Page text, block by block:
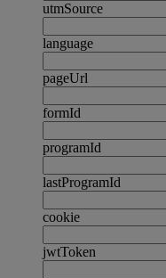
utmSource
language
pageUrl
formId
programId
lastProgramId
cookie
jwtToken